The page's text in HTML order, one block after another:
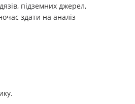
підземних джерел,
здати на аналіз